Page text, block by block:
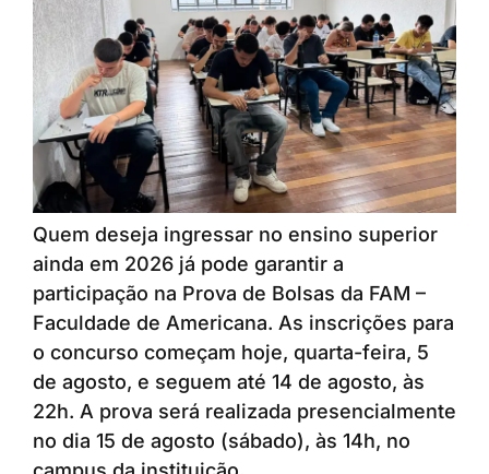
Quem deseja ingressar no ensino superior
ainda em 2026 já pode garantir a
participação na Prova de Bolsas da FAM –
Faculdade de Americana. As inscrições para
o concurso começam hoje, quarta-feira, 5
de agosto, e seguem até 14 de agosto, às
22h. A prova será realizada presencialmente
no dia 15 de agosto (sábado), às 14h, no